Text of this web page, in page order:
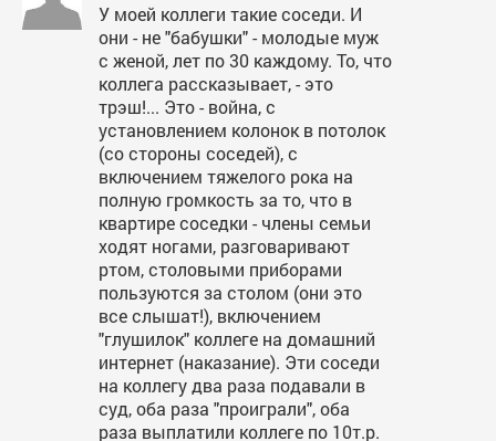
У моей коллеги такие соседи. И
они - не "бабушки" - молодые муж
с женой, лет по 30 каждому. То, что
коллега рассказывает, - это
трэш!... Это - война, с
установлением колонок в потолок
(со стороны соседей), с
включением тяжелого рока на
полную громкость за то, что в
квартире соседки - члены семьи
ходят ногами, разговаривают
ртом, столовыми приборами
пользуются за столом (они это
все слышат!), включением
"глушилок" коллеге на домашний
интернет (наказание). Эти соседи
на коллегу два раза подавали в
суд, оба раза "проиграли", оба
раза выплатили коллеге по 10т.р.